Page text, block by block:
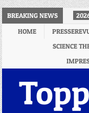
BREAKING NEWS
HOME
SCIENCE